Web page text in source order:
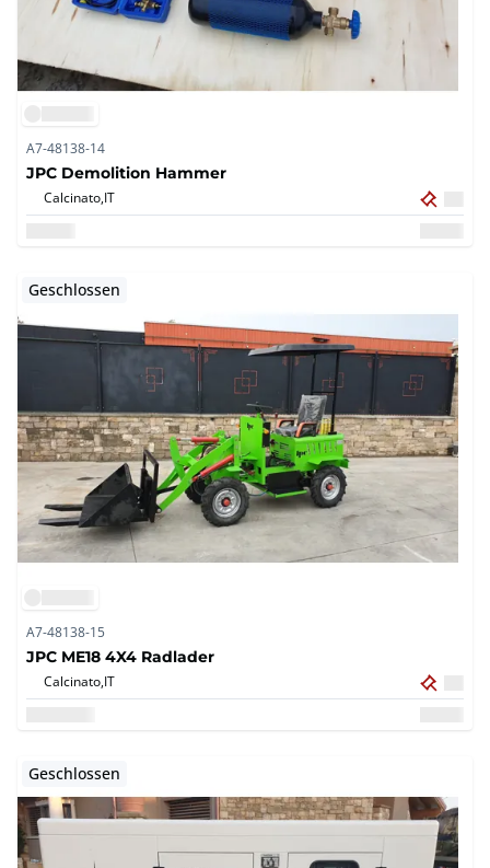
A7-48138-14
JPC Demolition Hammer
Calcinato,IT
Geschlossen
A7-48138-15
JPC ME18 4X4 Radlader
Calcinato,IT
Geschlossen